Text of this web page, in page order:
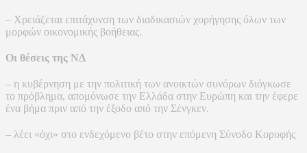
– Χρειάζεται επιτάχυνση των διαδικασιών χορήγησης όλων των
μορφών οικονομικής βοήθειας.
Οι θέσεις της ΝΔ
– η κυβέρνηση με την πολιτική των ανοικτών συνόρων διόγκωσε
το πρόβλημα, απομόνωσε την Ελλάδα στην Ευρώπη και την έφερε
ένα βήμα πριν από την έξοδο από την Σένγκεν.
– λέει «όχι» στο ενδεχόμενο βέτο στην επόμενη Σύνοδο Κορυφής